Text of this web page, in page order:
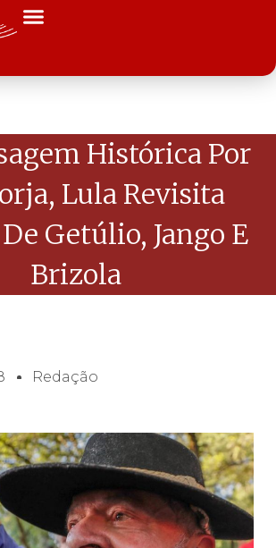
Histórica Por
Lula Revisita
Getúlio, Jango E
Brizola
Redação